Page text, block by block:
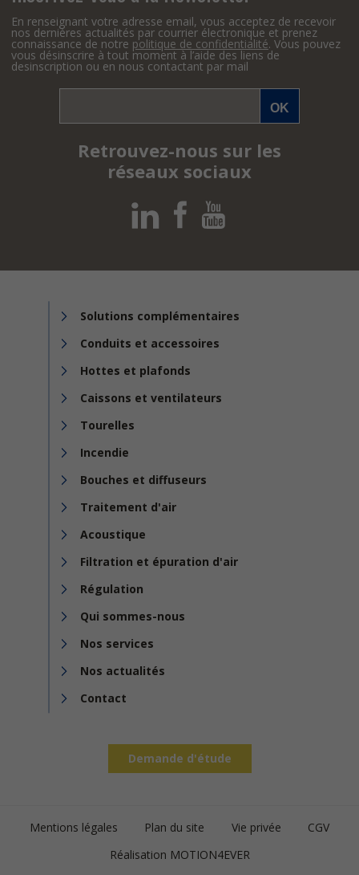
En renseignant votre adresse email, vous acceptez de recevoir
nos dernières actualités par courrier électronique et prenez
connaissance de notre politique de confidentialité. Vous pouvez
vous désinscrire à tout moment à l’aide des liens de
desinscription ou en nous contactant par mail
Retrouvez-nous sur les
réseaux sociaux
Solutions complémentaires
Conduits et accessoires
Hottes et plafonds
Caissons et ventilateurs
Tourelles
Incendie
Bouches et diffuseurs
Traitement d'air
Acoustique
Filtration et épuration d'air
Régulation
Qui sommes-nous
Nos services
Nos actualités
Contact
Demande d'étude
Footer
Mentions légales Plan du site Vie privée
CGV
Réalisation MOTION4EVER